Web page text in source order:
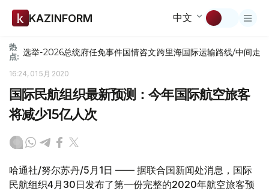
KAZINFORM 中文
热
点: 选举-2026总统府任免事件国情咨文跨里海国际运输路线/中间走廊
16:24, 01 5月 2020
国际民航组织最新预测：今年国际航空旅客
将减少15亿人次
哈通社/努尔苏丹/5月1日 —— 据联合国新闻处消息，国际
民航组织4月30日发布了第一份完整的2020年航空旅客预